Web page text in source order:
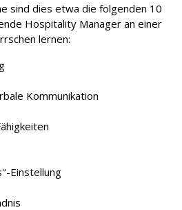
sind dies etwa die folgenden 10
Hospitality Manager an einer
lernen:
Kommunikation
Einstellung